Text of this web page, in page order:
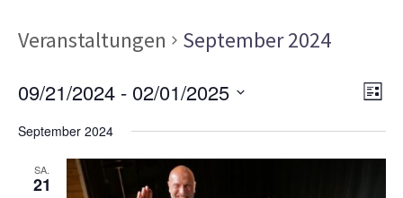
Veranstaltungen September 2024
LISTE
09/21/2024 - 02/01/2025
wählen.
September 2024
SA.
21